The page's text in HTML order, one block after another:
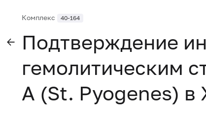
Комплекс 40-164
Подтверждение
гемолитическим
А (St. Pyogenes) в